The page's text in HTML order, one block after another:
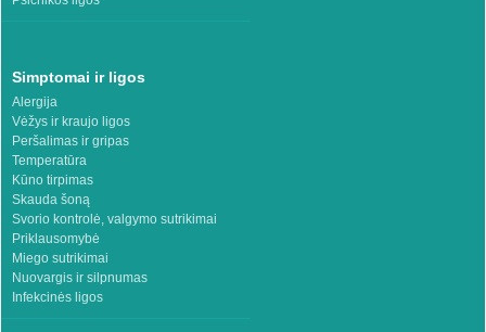
Simptomai ir ligos
Alergija
Vėžys ir kraujo ligos
Peršalimas ir gripas
Temperatūra
Kūno tirpimas
Skauda šoną
Svorio kontrolė, valgymo sutrikimai
Priklausomybė
Miego sutrikimai
Nuovargis ir silpnumas
Infekcinės ligos